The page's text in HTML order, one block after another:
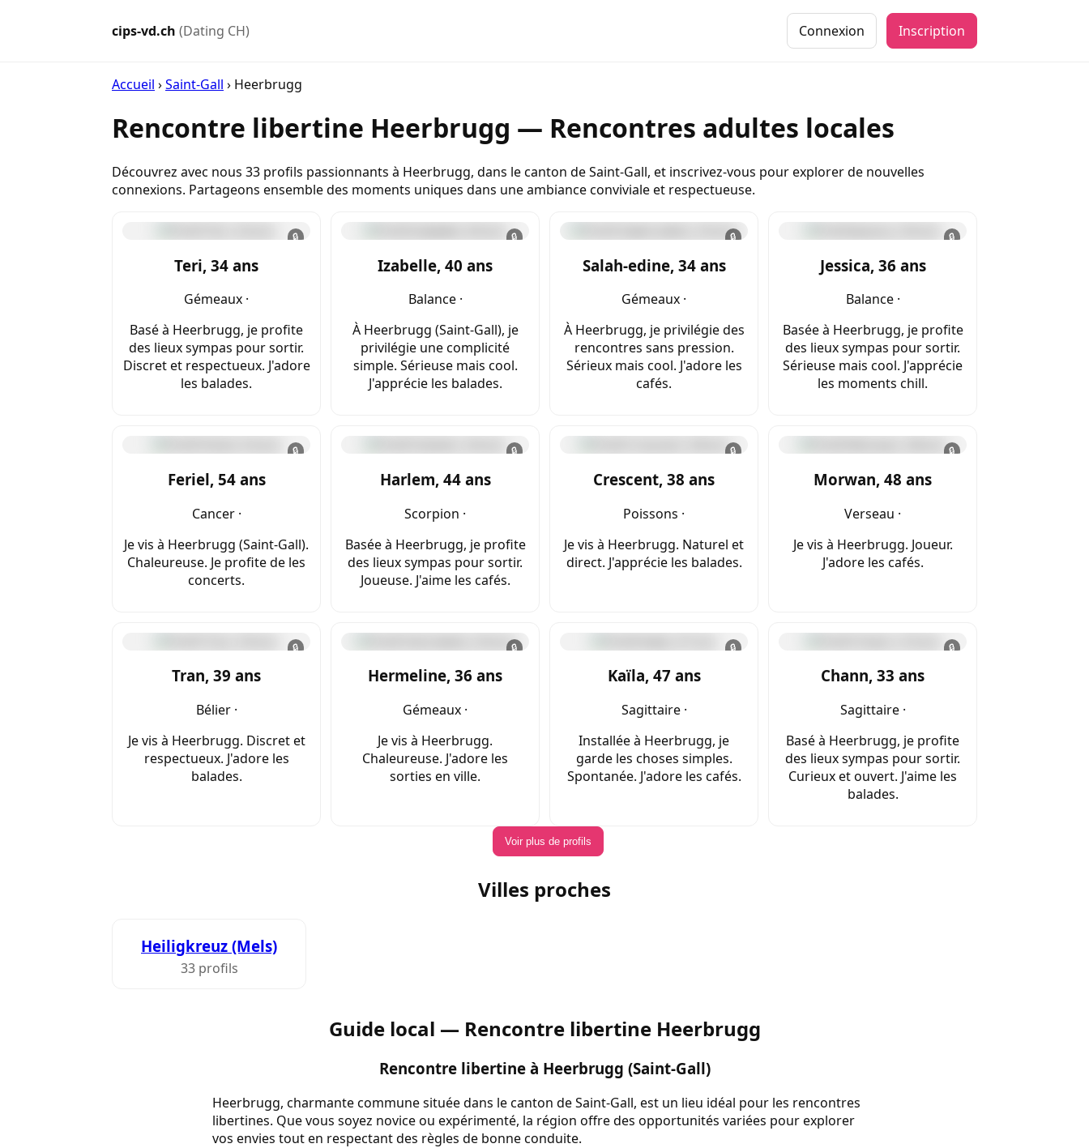
cips-vd.ch (Dating CH) Connexion Inscription
Accueil ›Saint-Gall › Heerbrugg
Rencontre libertine Heerbrugg — Rencontres adultes locales
Découvrez avec nous 33 profils passionnants à Heerbrugg, dans le canton de Saint-Gall, et inscrivez-vous pour explorer de nouvelles
connexions. Partageons ensemble des moments uniques dans une ambiance conviviale et respectueuse.
🔒
Teri, 34 ans
Gémeaux ·
Basé à Heerbrugg, je profite
des lieux sympas pour sortir.
Discret et respectueux. J'adore
les balades.
🔒
Izabelle, 40 ans
Balance ·
À Heerbrugg (Saint-Gall), je
privilégie une complicité
simple. Sérieuse mais cool.
J'apprécie les balades.
🔒
Salah-edine, 34 ans
Gémeaux ·
À Heerbrugg, je privilégie des
rencontres sans pression.
Sérieux mais cool. J'adore les
cafés.
🔒
Jessica, 36 ans
Balance ·
Basée à Heerbrugg, je profite
des lieux sympas pour sortir.
Sérieuse mais cool. J'apprécie
les moments chill.
🔒
Feriel, 54 ans
Cancer ·
Je vis à Heerbrugg (Saint-Gall).
Chaleureuse. Je profite de les
concerts.
🔒
Harlem, 44 ans
Scorpion ·
Basée à Heerbrugg, je profite
des lieux sympas pour sortir.
Joueuse. J'aime les cafés.
🔒
Crescent, 38 ans
Poissons ·
Je vis à Heerbrugg. Naturel et
direct. J'apprécie les balades.
🔒
Morwan, 48 ans
Verseau ·
Je vis à Heerbrugg. Joueur.
J'adore les cafés.
🔒
Tran, 39 ans
Bélier ·
Je vis à Heerbrugg. Discret et
respectueux. J'adore les
balades.
🔒
Hermeline, 36 ans
Gémeaux ·
Je vis à Heerbrugg.
Chaleureuse. J'adore les
sorties en ville.
🔒
Kaïla, 47 ans
Sagittaire ·
Installée à Heerbrugg, je
garde les choses simples.
Spontanée. J'adore les cafés.
🔒
Chann, 33 ans
Sagittaire ·
Basé à Heerbrugg, je profite
des lieux sympas pour sortir.
Curieux et ouvert. J'aime les
balades.
Voir plus de profils
Villes proches
Heiligkreuz (Mels)
33 profils
Guide local — Rencontre libertine Heerbrugg
Rencontre libertine à Heerbrugg (Saint-Gall)
Heerbrugg, charmante commune située dans le canton de Saint-Gall, est un lieu idéal pour les rencontres
libertines. Que vous soyez novice ou expérimenté, la région offre des opportunités variées pour explorer
vos envies tout en respectant des règles de bonne conduite.